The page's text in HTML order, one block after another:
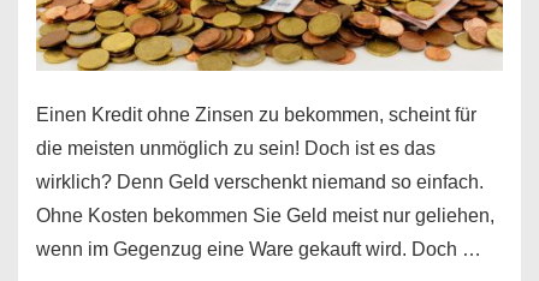
es
Einen Kredit ohne Zinsen zu bekommen, scheint für
die meisten unmöglich zu sein! Doch ist es das
wirklich? Denn Geld verschenkt niemand so einfach.
Ohne Kosten bekommen Sie Geld meist nur geliehen,
wenn im Gegenzug eine Ware gekauft wird. Doch …